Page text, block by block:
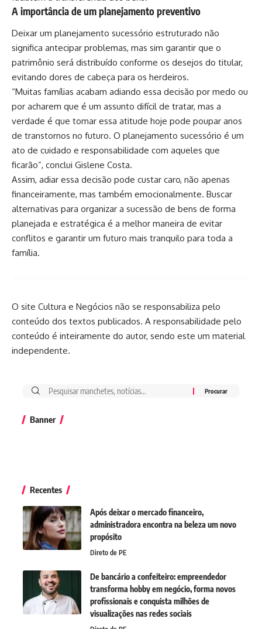
A importância de um planejamento preventivo
Deixar um planejamento sucessório estruturado não
significa antecipar problemas, mas sim garantir que o
patrimônio será distribuído conforme os desejos do titular,
evitando dores de cabeça para os herdeiros.
“Muitas famílias acabam adiando essa decisão por medo ou
por acharem que é um assunto difícil de tratar, mas a
verdade é que tomar essa atitude hoje pode poupar anos
de transtornos no futuro. O planejamento sucessório é um
ato de cuidado e responsabilidade com aqueles que
ficarão”, conclui Gislene Costa.
Assim, adiar essa decisão pode custar caro, não apenas
financeiramente, mas também emocionalmente. Buscar
alternativas para organizar a sucessão de bens de forma
planejada e estratégica é a melhor maneira de evitar
conflitos e garantir um futuro mais tranquilo para toda a
família.
O site Cultura e Negócios não se responsabiliza pelo
conteúdo dos textos publicados. A responsabilidade pelo
conteúdo é inteiramente do autor, sendo este um material
independente.
Banner
Recentes
Após deixar o mercado financeiro,
administradora encontra na beleza um novo
propósito
Direto de PE
De bancário a confeiteiro: empreendedor
transforma hobby em negócio, forma novos
profissionais e conquista milhões de
visualizações nas redes sociais